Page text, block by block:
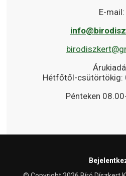
E-mail:
Hétfőtől-csütörtökig:
Pénteken